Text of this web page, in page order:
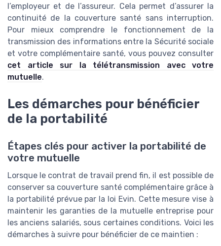
l’employeur et de l’assureur. Cela permet d’assurer la
continuité de la couverture santé sans interruption.
Pour mieux comprendre le fonctionnement de la
transmission des informations entre la Sécurité sociale
et votre complémentaire santé, vous pouvez consulter
cet article sur la télétransmission avec votre
mutuelle.
Les démarches pour bénéficier
de la portabilité
Étapes clés pour activer la portabilité de
votre mutuelle
Lorsque le contrat de travail prend fin, il est possible de
conserver sa couverture santé complémentaire grâce à
la portabilité prévue par la loi Evin. Cette mesure vise à
maintenir les garanties de la mutuelle entreprise pour
les anciens salariés, sous certaines conditions. Voici les
démarches à suivre pour bénéficier de ce maintien :